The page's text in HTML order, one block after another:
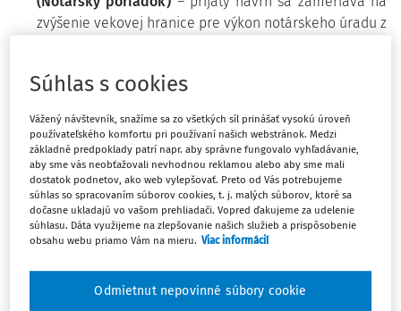
zvýšenie vekovej hranice pre výkon notárskeho úradu z
platí veková hranica 70 rokov. Zmena zákona bude
vládny návrh zákona, ktorým sa mení a dopĺňa zákon
č. 182/1993 Z. z. o vlastníctve bytov a nebytových
priestorov– vďaka prijatej novele môžu vlastníci bytov
a nebytových priestorov hlasovať na schôdzi vlastníkov
alebo na písomnom hlasovaní aj elektronicky. Prijatý
zákon nadobudne účinnosť 1. januára 2025.
súvisiacich s riadením kótovanej spoločnosti
zákon upravuje pravidlá pre vyvážené zastúpenie
Súhlas s cookies
Vážený návštevník, snažíme sa zo všetkých síl prinášať vysokú úroveň
používateľského komfortu pri používaní našich webstránok. Medzi
základné predpoklady patrí napr. aby správne fungovalo vyhľadávanie,
aby sme vás neobťažovali nevhodnou reklamou alebo aby sme mali
dostatok podnetov, ako web vylepšovať. Preto od Vás potrebujeme
súhlas so spracovaním súborov cookies, t. j. malých súborov, ktoré sa
dočasne ukladajú vo vašom prehliadači. Vopred ďakujeme za udelenie
súhlasu. Dáta využijeme na zlepšovanie našich služieb a prispôsobenie
obsahu webu priamo Vám na mieru. Viac informácií
Odmietnut nepovinné súbory cookie